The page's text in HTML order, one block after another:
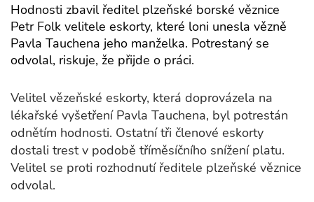
Hodnosti zbavil ředitel plzeňské borské věznice
Petr Folk velitele eskorty, které loni unesla vězně
Pavla Tauchena jeho manželka. Potrestaný se
odvolal, riskuje, že přijde o práci.
Velitel vězeňské eskorty, která doprovázela na
lékařské vyšetření Pavla Tauchena, byl potrestán
odnětím hodnosti. Ostatní tři členové eskorty
dostali trest v podobě tříměsíčního snížení platu.
Velitel se proti rozhodnutí ředitele plzeňské věznice
odvolal.